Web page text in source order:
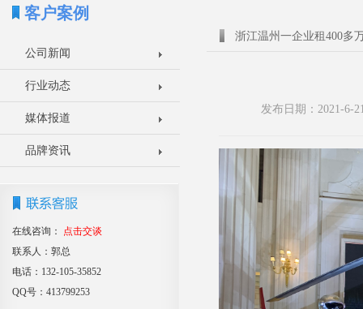
客户案例
公司新闻
行业动态
媒体报道
品牌资讯
在线咨询：
点击交谈
联系人：郭总
电话：132-105-35852
QQ号：413799253
浙江温州一企业租400多
发布日期：2021-6-